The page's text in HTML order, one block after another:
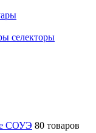
селекторы
СОУЭ 80 товаров